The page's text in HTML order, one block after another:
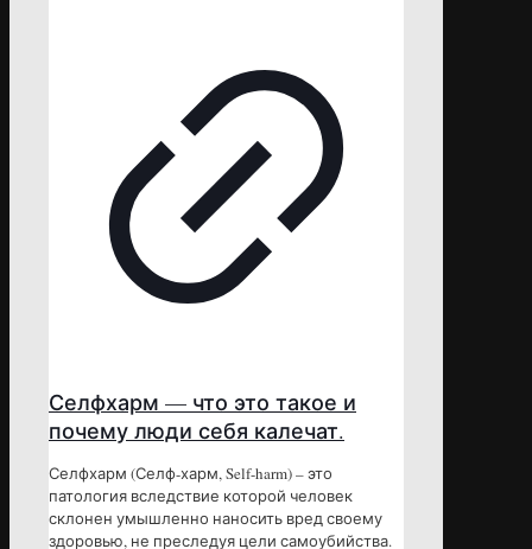
Селфхарм — что это такое и
почему люди себя калечат.
Селфхарм (Селф-харм, Self-harm) – это
патология вследствие которой человек
склонен умышленно наносить вред своему
здоровью, не преследуя цели самоубийства.